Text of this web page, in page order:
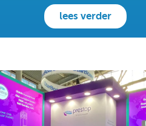
lees verder